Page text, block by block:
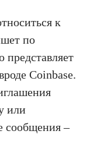
к
по
представляет
Coinbase.
или
сообщения –